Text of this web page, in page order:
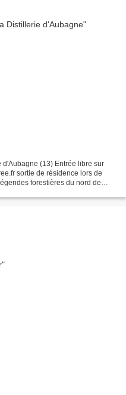
(13) Entrée libre sur
sortie de résidence lors de
forestières du nord de